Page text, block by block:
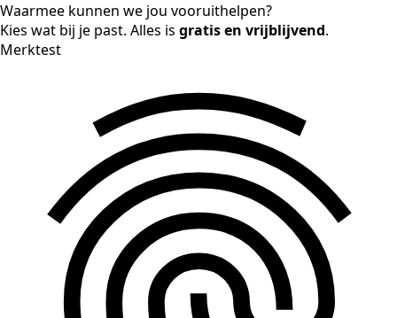
Waarmee kunnen we jou vooruithelpen?
Kies wat bij je past. Alles is gratis en vrijblijvend.
Merktest